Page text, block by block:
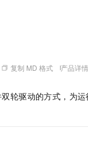
复制 MD 格式 产品详情
轮驱动的方式，为运